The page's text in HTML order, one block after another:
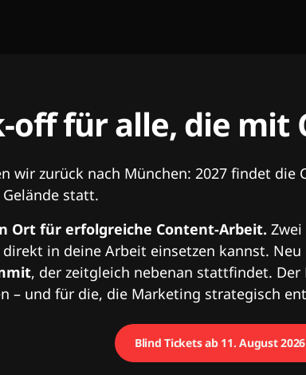
off für alle, die
wir zurück nach München: 2027 findet die
statt.
Ort für erfolgreiche Content-Arbeit. Zwei
in deine Arbeit einsetzen kannst.
, der zeitgleich nebenan stattfindet.
– und für die, die Marketing strategisch
Blind Tickets ab 11. August 2026